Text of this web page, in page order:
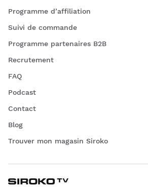
Programme d’affiliation
Suivi de commande
Programme partenaires B2B
Recrutement
FAQ
Podcast
Contact
Blog
Trouver mon magasin Siroko